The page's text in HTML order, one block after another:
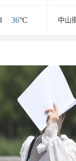
/ 36°C 中山